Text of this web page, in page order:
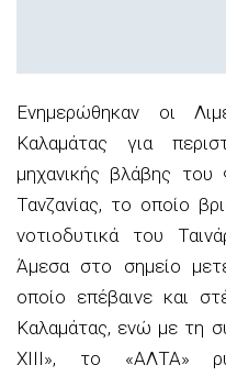
Ενημερώθηκαν οι
Καλαμάτας για
μηχανικής βλάβης
Τανζανίας, το οποίο
νοτιοδυτικά του
Άμεσα στο σημείο
οποίο επέβαινε και
Καλαμάτας, ενώ με τη
XIII», το «ΑΛΤΑ»